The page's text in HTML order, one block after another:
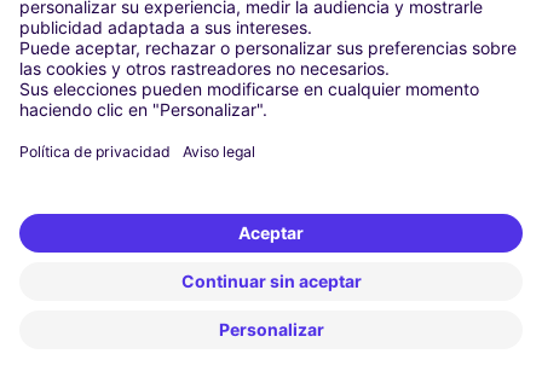
Milán
Roma
Turín
Viena
Berlín
Düsseldorf